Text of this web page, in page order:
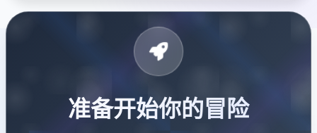
准备开始你的冒险